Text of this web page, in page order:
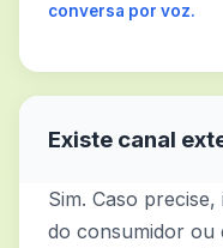
conversa por voz.
Existe canal
Sim. Caso
do consumidor ou